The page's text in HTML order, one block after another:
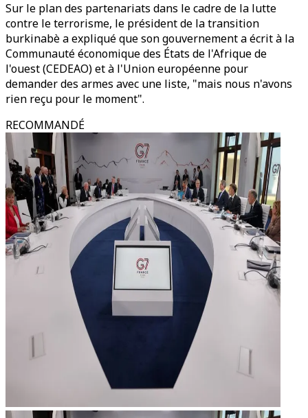
Sur le plan des partenariats dans le cadre de la lutte
contre le terrorisme, le président de la transition
burkinabè a expliqué que son gouvernement a écrit à la
Communauté économique des États de l'Afrique de
l'ouest (CEDEAO) et à l'Union européenne pour
demander des armes avec une liste, "mais nous n'avons
rien reçu pour le moment".
RECOMMANDÉ